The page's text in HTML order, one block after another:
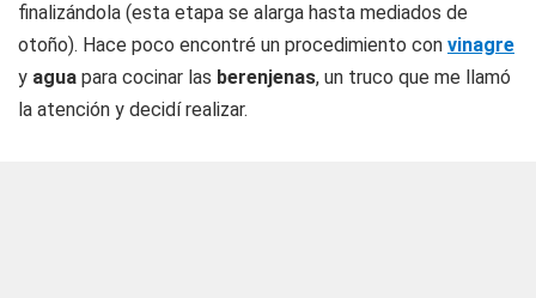
finalizándola (esta etapa se alarga hasta mediados de
otoño). Hace poco encontré un procedimiento con vinagre
y agua para cocinar las berenjenas, un truco que me llamó
la atención y decidí realizar.